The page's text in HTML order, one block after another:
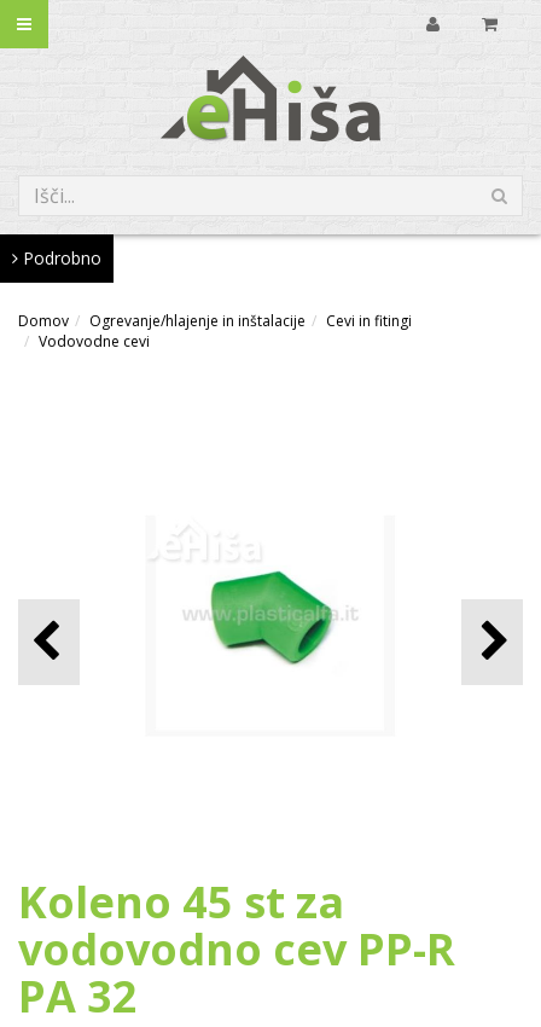
Podrobno
Domov Ogrevanje/hlajenje in inštalacije
Cevi in fitingi
Vodovodne cevi
Koleno 45 st za
vodovodno cev PP-R
PA 32